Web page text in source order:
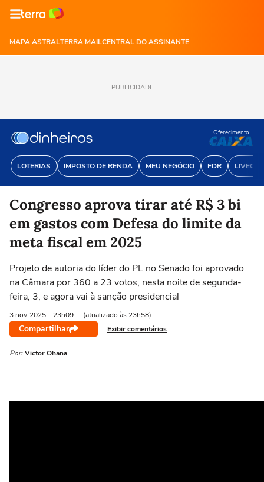
MAPA ASTRALTERRA MAILCENTRAL DO ASSINANTE
PUBLICIDADE
LOTERIAS IMPOSTO DE RENDA MEU NEGÓCIO FDR
Oferecimento
Congresso aprova tirar até R$ 3 bi
em gastos com Defesa do limite da
meta fiscal em 2025
Projeto de autoria do líder do PL no Senado foi aprovado
na Câmara por 360 a 23 votos, nesta noite de segunda-
feira, 3, e agora vai à sanção presidencial
3 nov 2025 - 23h09 (atualizado às 23h58)
Compartilhar Exibir comentários
Por: Victor Ohana